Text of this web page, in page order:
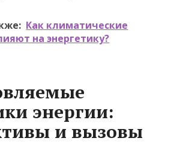
Как климатические
на энергетику?
энергии:
и вызовы